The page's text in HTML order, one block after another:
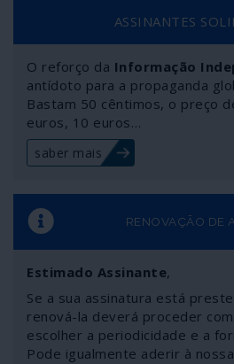
no referendo sobre a
Europeia, seguiu-se uma
chantagens, humilhações,
sempre desprezando os
reverter a decisão da consulta
as suas consequências
que deseje seguir pelo mesmo
ASSINANTES
O reforço da Informação
antídoto para a propaganda
Bastam 50 cêntimos, o preço
euros, 10 euros…
saber mais
RENOVAÇÃO DE
Estimado Assinante,
Se a sua assinatura está
renová-la deverá proceder
escolher a periodicidade e a
Pode igualmente aderir à